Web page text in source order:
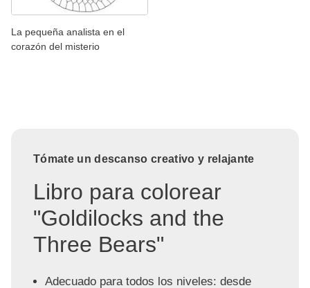
La pequeña analista en el
corazón del misterio
Tómate un descanso creativo y relajante
Libro para colorear
"Goldilocks and the
Three Bears"
Adecuado para todos los niveles: desde